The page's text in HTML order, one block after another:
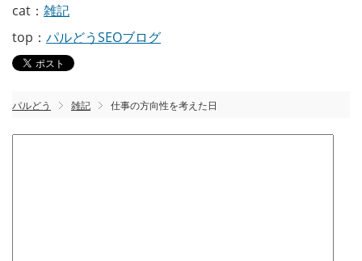
cat： 雑記
top： パルどうSEOブログ
パルどう 雑記 仕事の方向性を考えた日